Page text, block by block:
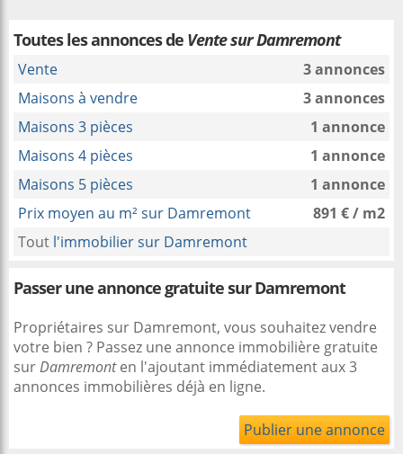
Toutes les annonces de Vente sur Damremont
Vente
3 annonces
Maisons à vendre
3 annonces
Maisons 3 pièces
1 annonce
Maisons 4 pièces
1 annonce
Maisons 5 pièces
1 annonce
Prix moyen au m² sur Damremont
891 € / m2
Tout l'immobilier sur Damremont
Passer une annonce gratuite sur Damremont
Propriétaires sur Damremont, vous souhaitez vendre
votre bien ? Passez une annonce immobilière gratuite
surDamremonten l'ajoutant immédiatement aux 3
annonces immobilières déjà en ligne.
Publier une annonce